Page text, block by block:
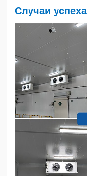
Случаи успеха